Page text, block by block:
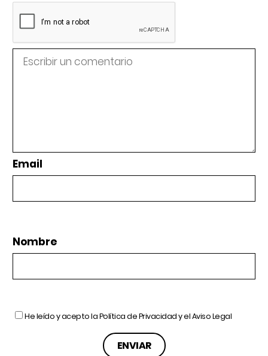
Email
Nombre
He leído y acepto laPolítica de Privacidady elAviso Legal